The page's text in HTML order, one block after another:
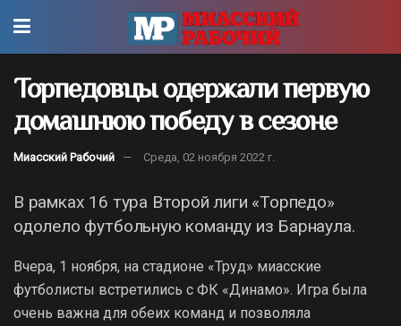
Торпедовцы одержали первую
домашнюю победу в сезоне
Миасский Рабочий Среда, 02 ноября 2022 г.
В рамках 16 тура Второй лиги «Торпедо»
одолело футбольную команду из Барнаула.
Вчера, 1 ноября, на стадионе «Труд» миасские
футболисты встретились с ФК «Динамо». Игра была
очень важна для обеих команд и позволяла